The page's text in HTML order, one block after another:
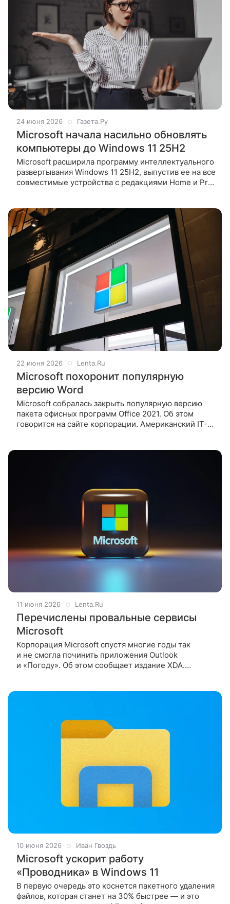
24 июня 2026 Газета.Ру
Microsoft начала насильно обновлять
компьютеры до Windows 11 25H2
Microsoft расширила программу интеллектуального
развертывания Windows 11 25H2, выпустив ее на все
совместимые устройства с редакциями Home и Pro,
22 июня 2026 Lenta.Ru
Microsoft похоронит популярную
версию Word
Microsoft собралась закрыть популярную версию
пакета офисных программ Office 2021. Об этом
говорится на сайте корпорации. Американский IT-
11 июня 2026 Lenta.Ru
Перечислены провальные сервисы
Microsoft
Корпорация Microsoft спустя многие годы так
и не смогла починить приложения Outlook
и «Погоду». Об этом сообщает издание XDA.
10 июня 2026 Иван Гвоздь
Microsoft ускорит работу
«Проводника» в Windows 11
В первую очередь это коснется пакетного удаления
файлов, которая станет на 30% быстрее — и это